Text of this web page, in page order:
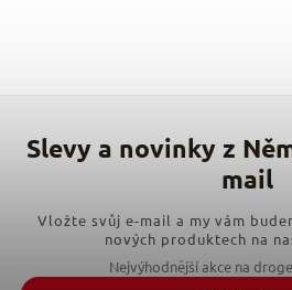
Vložte svůj e-mail a my vám
nových produktech na